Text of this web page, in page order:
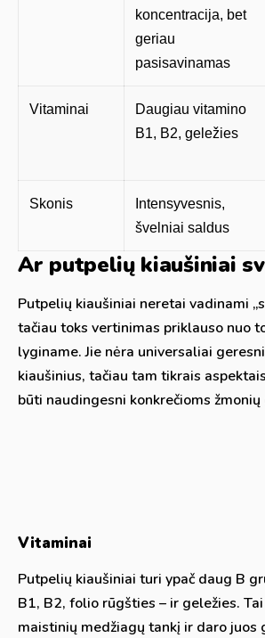
koncentracija, bet
geriau
pasisavinamas
Vitaminai
Daugiau vitamino
B1, B2, geležies
Skonis
Intensyvesnis,
švelniai saldus
Ar putpelių kiaušiniai
Putpelių kiaušiniai neretai vadinami
tačiau toks vertinimas priklauso nuo
lyginame. Jie nėra universaliai
kiaušinius, tačiau tam tikrais
būti naudingesni konkrečioms žmonių
Vitaminai
Putpelių kiaušiniai turi ypač daug B
B1, B2, folio rūgšties – ir geležies.
maistinių medžiagų tankį ir daro juos